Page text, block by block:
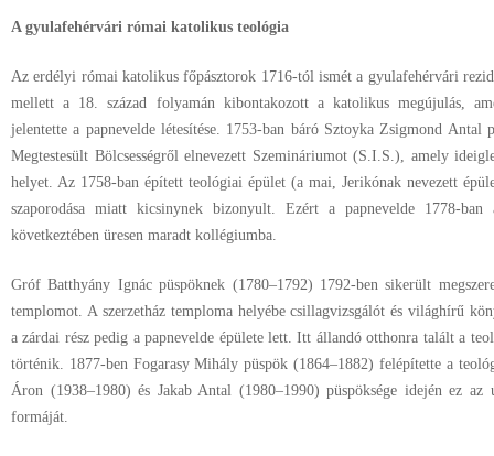
A gyulafehérvári római katolikus teológia
Az erdélyi római katolikus főpásztorok 1716-tól ismét a gyulafehérvári
mellett a 18. század folyamán kibontakozott a katolikus megújulás,
jelentette a papnevelde létesítése. 1753-ban báró Sztoyka Zsigmond Antal
Megtestesült Bölcsességről elnevezett Szemináriumot (S.I.S.), amely
helyet. Az 1758-ban épített teológiai épület (a mai, Jerikónak nevezett
szaporodása miatt kicsinynek bizonyult. Ezért a papnevelde 1778-ban
következtében üresen maradt kollégiumba.
Gróf Batthyány Ignác püspöknek (1780–1792) 1792-ben sikerült
templomot. A szerzetház temploma helyébe csillagvizsgálót és világhírű
a zárdai rész pedig a papnevelde épülete lett. Itt állandó otthonra talált a
történik. 1877-ben Fogarasy Mihály püspök (1864–1882) felépítette a
Áron (1938–1980) és Jakab Antal (1980–1990) püspöksége idején ez az
formáját.